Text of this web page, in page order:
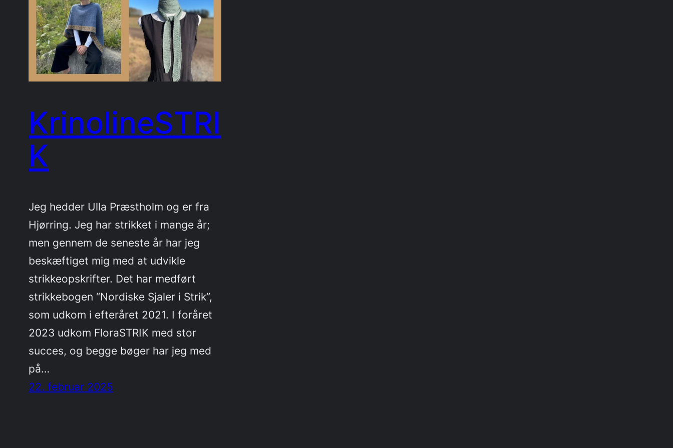
KrinolineSTRI
K
Jeg hedder Ulla Præstholm og er fra
Hjørring. Jeg har strikket i mange år;
men gennem de seneste år har jeg
beskæftiget mig med at udvikle
strikkeopskrifter. Det har medført
strikkebogen “Nordiske Sjaler i Strik”,
som udkom i efteråret 2021. I foråret
2023 udkom FloraSTRIK med stor
succes, og begge bøger har jeg med
på…
22. februar 2025